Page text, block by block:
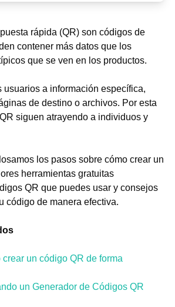
rápida (QR) son códigos de
contener más datos que los
que se ven en los productos.
usuarios a información específica,
de destino o archivos. Por esta
siguen atrayendo a individuos y
los pasos sobre cómo crear un
herramientas gratuitas
QR que puedes usar y consejos
código de manera efectiva.
un código QR de forma
un Generador de Códigos QR